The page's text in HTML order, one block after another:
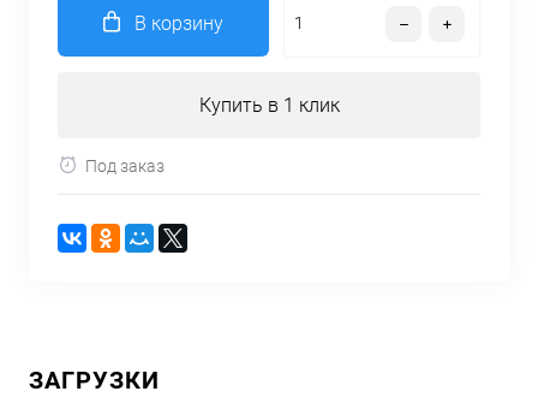
В корзину
Купить в 1 клик
Под заказ
ЗАГРУЗКИ